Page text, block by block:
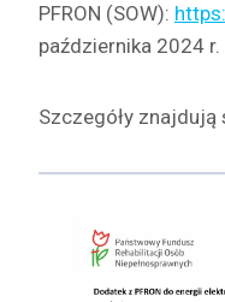
PFRON (SOW):
października 2024
Szczegóły znajdują